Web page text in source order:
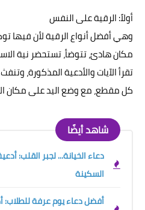
أولاً: الرقية على النفس
وهي أفضل أنواع الرقية لأن فيها
مكان هادئ، تتوضأ، تستحضر نية
تقرأ الآيات والأدعية المذكورة،
كل مقطع، مع وضع اليد على مكان
شاهد أيضًا
دعاء الخيانة... لجبر القلب:
السكينة
أفضل دعاء يوم عرفة للطلاب: